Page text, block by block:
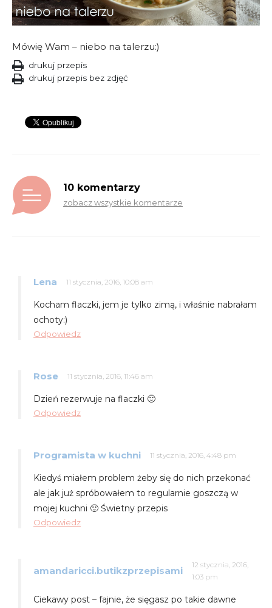
Mówię Wam – niebo na talerzu:)
drukuj przepis
drukuj przepis bez zdjęć
10 komentarzy
zobacz wszystkie komentarze
Lena 11 stycznia, 2016, 10:08 am
Kocham flaczki, jem je tylko zimą, i właśnie nabrałam
ochoty:)
Odpowiedz
Rose 11 stycznia, 2016, 11:46 am
Dzień rezerwuje na flaczki 🙂
Odpowiedz
Programista w kuchni 11 stycznia, 2016, 4:48 pm
Kiedyś miałem problem żeby się do nich przekonać
ale jak już spróbowałem to regularnie goszczą w
mojej kuchni 🙂 Świetny przepis
Odpowiedz
amandaricci.butikzprzepisami
12 stycznia, 2016,
1:03 pm
Ciekawy post – fajnie, że sięgasz po takie dawne